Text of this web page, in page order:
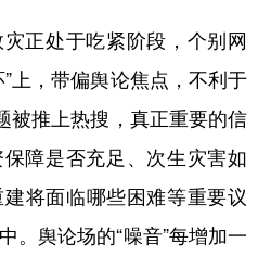
正处于吃紧阶段，个别网
上，带偏舆论焦点，不利于
被推上热搜，真正重要的信
障是否充足、次生灾害如
将面临哪些困难等重要议
。舆论场的“噪音”每增加一